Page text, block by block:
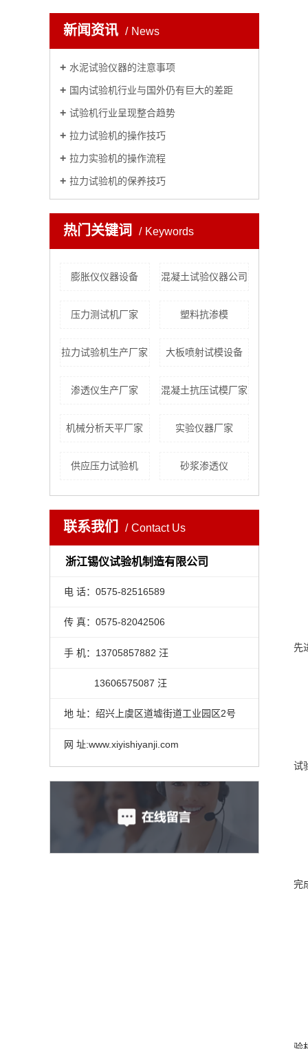
新闻资讯 News
水泥试验仪器的注意事项
国内试验机行业与国外仍有巨大的差距
试验机行业呈现整合趋势
拉力试验机的操作技巧
拉力实验机的操作流程
拉力试验机的保养技巧
热门关键词 Keywords
膨胀仪仪器设备 混凝土试验仪器公司
压力测试机厂家 塑料抗渗模
拉力试验机生产厂家 大板喷射试模设备
渗透仪生产厂家 混凝土抗压试模厂家
机械分析天平厂家 实验仪器厂家
供应压力试验机 砂浆渗透仪
联系我们 Contact Us
浙江锡仪试验机制造有限公司
电 话：0575-82516589
传 真：0575-82042506
手 机：13705857882 汪
13606575087 汪
地 址：绍兴上虞区道墟街道工业园区2号
网 址:www.xiyishiyanji.com
先
试
完